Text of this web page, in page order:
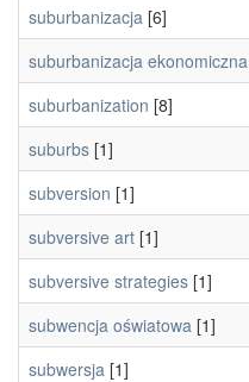
suburbanizacja [6]
suburbanizacja ekonomiczna
suburbanization [8]
suburbs [1]
subversion [1]
subversive art [1]
subversive strategies [1]
subwencja oświatowa [1]
subwersja [1]